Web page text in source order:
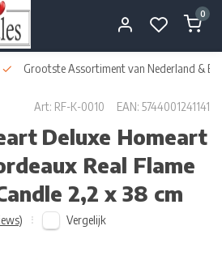
0
Grootste Assortiment van Nederland &
Art: RF-K-0010 EAN: 5744001241141
Deluxe Homeart
Real Flame
2,2 x 38 cm
Vergelijk